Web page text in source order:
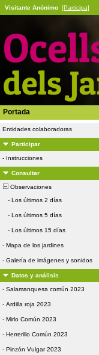
Visitante Anónimo [Participa]
Portada
Entidades colaboradoras
Participar
- Instrucciones
Consultar
Observaciones
- Los últimos 2 días
- Los últimos 5 días
- Los últimos 15 días
- Mapa de los jardines
- Galería de imágenes y sonidos
Datos y análisis
- Salamanquesa común 2023
- Ardilla roja 2023
- Mirlo Común 2023
- Herrerillo Común 2023
- Pinzón Vulgar 2023